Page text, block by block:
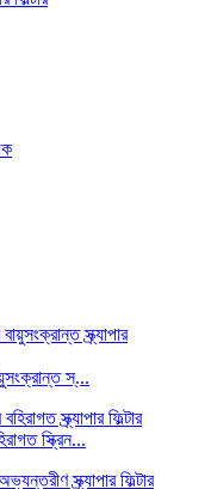
স্...
স্ক্রিন...